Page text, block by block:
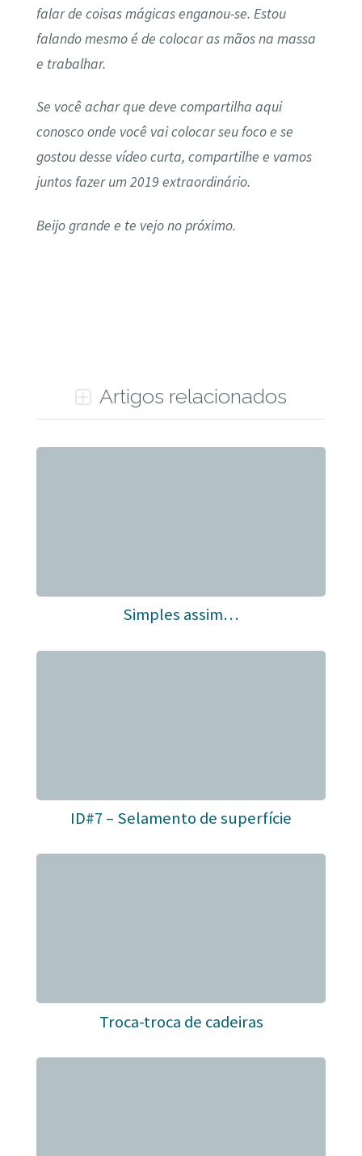
falar de coisas mágicas enganou-se. Estou
falando mesmo é de colocar as mãos na massa
e trabalhar.
Se você achar que deve compartilha aqui
conosco onde você vai colocar seu foco e se
gostou desse vídeo curta, compartilhe e vamos
juntos fazer um 2019 extraordinário.
Beijo grande e te vejo no próximo.
Artigos relacionados
Simples assim…
ID#7 – Selamento de superfície
Troca-troca de cadeiras